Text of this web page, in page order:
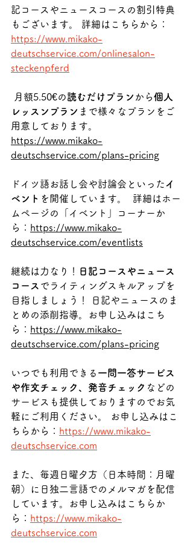
記コースやニュースコースの割引特典
もございます。 詳細はこちらから：
https://www.mikako-
deutschservice.com/onlinesalon-
steckenpferd
月額5.50€の読むだけプラン から個人
レッスンプラン まで様々なプランをご
用意しております。
https://www.mikako-
deutschservice.com/plans-pricing
ドイツ語お話し会や討論会といった イ
ベント を開催しています。  詳細はホー
ムページの「イベント」コーナーか
ら： https://www.mikako-
deutschservice.com/eventlists
継続は力なり！
日記コースやニュース
コース でライティングスキルアップを
目指しましょう！ 日記やニュースのま
とめの添削指導。お申し込みはこち
ら： https://www.mikako-
deutschservice.com/plans-pricing
いつでも利用できる 一問一答サービス
や作文チェック、発音チェック などの
サービスも提供しておりますのでお気
軽にご利用ください。 お申し込みはこ
ちらから： https://www.mikako-
deutschservice.com
また、毎週日曜夕方（日本時間：月曜
朝）に日独二言語でのメルマガを配信
しています。お申し込みはこちらか
ら： https://www.mikako-
deutschservice.com